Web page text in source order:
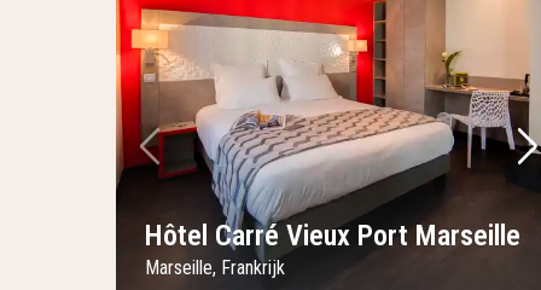
Vorige foto
Hôtel Carré Vieux Port Marseille
Marseille, Frankrijk